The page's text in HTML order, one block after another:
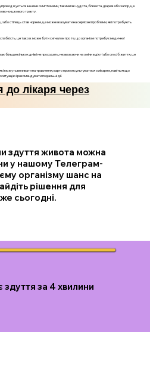
іншими симптомами, такими як нудота, блювота, діарея або запор, це
кишкового тракту.
або стілець став чорним, це може вказувати на серйозні проблеми, які потребують
це також може бути сигналом про те, що організм потребує медичної
більше кількох днів і не проходить, незважаючи на зміни в дієті або спосіб життя, це
можуть впливати на травлення, варто проконсультуватися з лікарем, навіть якщо
і рекомендувати подальші дії.
до лікаря через
здуття живота можна
у нашому Телеграм-
організму шанс на
рішення для
сьогодні.
здуття за 4 хвилини